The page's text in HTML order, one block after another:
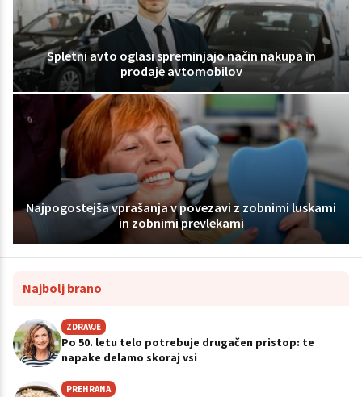
Spletni avto oglasi spreminjajo način nakupa in
prodaje avtomobilov
Najpogostejša vprašanja v povezavi z zobnimi luskami
in zobnimi prevlekami
Najbolj brano
ZDRAVJE
Po 50. letu telo potrebuje drugačen pristop: te
napake delamo skoraj vsi
PREHRANA